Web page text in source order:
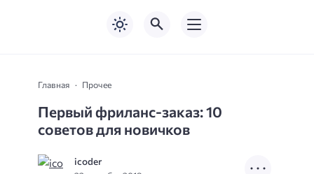
Главная Прочее
Первый фриланс-заказ: 10
советов для новичков
icoder